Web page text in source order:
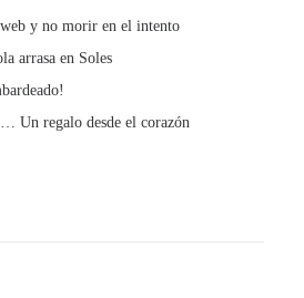
y no morir en el intento
arrasa en Soles
Un regalo desde el corazón